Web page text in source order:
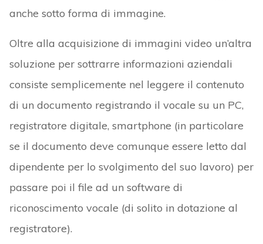
anche sotto forma di immagine.
Oltre alla acquisizione di immagini video un’altra
soluzione per sottrarre informazioni aziendali
consiste semplicemente nel leggere il contenuto
di un documento registrando il vocale su un PC,
registratore digitale, smartphone (in particolare
se il documento deve comunque essere letto dal
dipendente per lo svolgimento del suo lavoro) per
passare poi il file ad un software di
riconoscimento vocale (di solito in dotazione al
registratore).